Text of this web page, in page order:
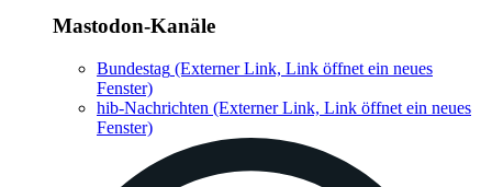
Mastodon-Kanäle
Bundestag (Externer Link, Link öffnet ein neues
Fenster)
hib-Nachrichten (Externer Link, Link öffnet ein neues
Fenster)